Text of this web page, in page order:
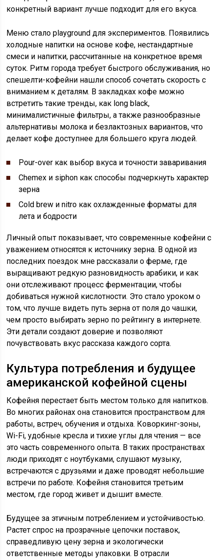
конкретный вариант лучше подходит для его вкуса.
Меню стало playground для экспериментов. Появились
холодные напитки на основе кофе, нестандартные
смеси и напитки, рассчитанные на конкретное время
суток. Ритм города требует быстрого обслуживания, но
спешелти-кофейни нашли способ сочетать скорость с
вниманием к деталям. В закладках кофе можно
встретить такие тренды, как long black,
минималистичные фильтры, а также разнообразные
альтернативы молока и безлактозных вариантов, что
делает кофе доступнее для большего круга людей.
Pour-over как выбор вкуса и точности заваривания
Chemex и siphon как способы подчеркнуть характер
зерна
Cold brew и nitro как охлажденные форматы для
лета и бодрости
Личный опыт показывает, что современные кофейни с
уважением относятся к источнику зерна. В одной из
последних поездок мне рассказали о ферме, где
выращивают редкую разновидность арабики, и как
они отслеживают процесс ферментации, чтобы
добиваться нужной кислотности. Это стало уроком о
том, что лучше видеть путь зерна от поля до чашки,
чем просто выбирать зерно по рейтингу в интернете.
Эти детали создают доверие и позволяют
почувствовать вкус рассказа каждого сорта.
Культура потребления и будущее
американской кофейной сцены
Кофейня перестает быть местом только для напитков.
Во многих районах она становится пространством для
работы, встреч, обучения и отдыха. Коворкинг-зоны,
Wi-Fi, удобные кресла и тихие углы для чтения — все
это часть современного опыта. В таких пространствах
люди приходят с ноутбуками, слушают музыку,
встречаются с друзьями и даже проводят небольшие
встречи по работе. Кофейня становится третьим
местом, где город живет и дышит вместе.
Будущее за этичным потреблением и устойчивостью.
Растет спрос на прозрачные цепочки поставок,
справедливую цену зерна и экологически
ответственные методы упаковки. В отрасли